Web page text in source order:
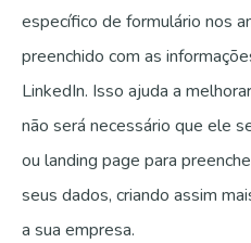
específico de formulário nos
preenchido com as
LinkedIn. Isso ajuda a
não será necessário que ele
ou landing page para
seus dados, criando assim
a sua empresa.